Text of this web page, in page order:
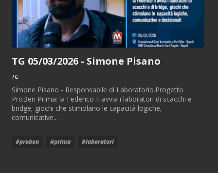
TG 05/03/2026 - Simone Pisano
TG
Simone Pisano - Responsabile di Laboratorio.Progetto
ProBen Prima: la Federico II avvia i laboratori di scacchi e
bridge, giochi che stimolano le capacità logiche,
comunicative...
#proben #prima #laboratori